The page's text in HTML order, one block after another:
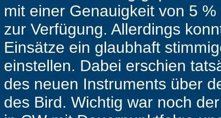
mit einer Genauigkeit von 5
zur Verfügung. Allerdings
Einsätze ein glaubhaft
einstellen. Dabei erschien
des neuen Instruments über
des Bird. Wichtig war noch